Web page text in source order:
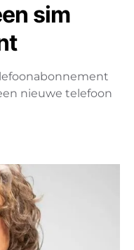
sim
nieuwe telefoon